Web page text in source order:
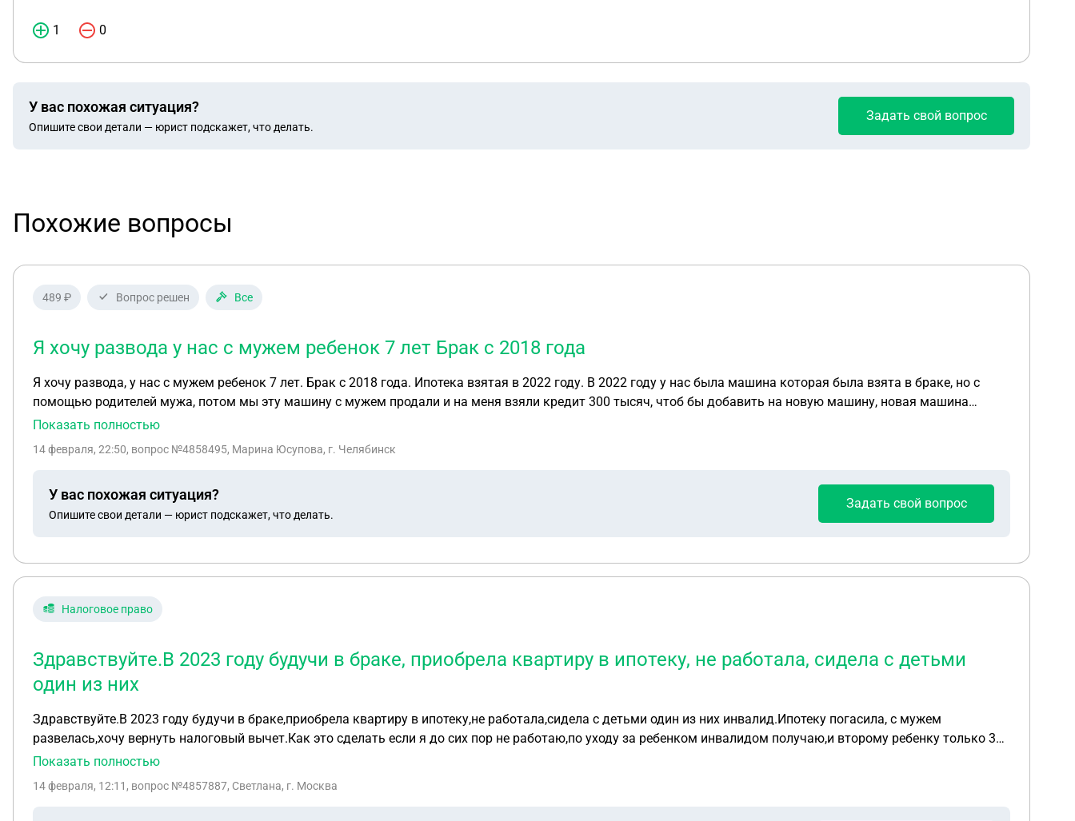
1 0
У вас похожая ситуация?
Опишите свои детали — юрист подскажет, что делать.
Задать свой вопрос
Похожие вопросы
489 ₽ Вопрос решен Все
Я хочу развода у нас с мужем ребенок 7 лет Брак с 2018 года
Я хочу развода, у нас с мужем ребенок 7 лет. Брак с 2018 года. Ипотека взятая в 2022 году. В 2022 году у нас была машина которая была взята в браке, но с
помощью родителей мужа, потом мы эту машину с мужем продали и на меня взяли кредит 300 тысяч, чтоб бы добавить на новую машину, новая машина
стоила 1 млн. Сейчас мы эту машину продали за 1 млн, деньги у мужа родителей, кредит еще не закрыт до конца. Мужу брат подарил новую Машину, на день
работы у него есть дело которое приносит хорошие деньги, и работа не официальная. Так же у него есть кредитка на 220 тыс, и у меня на 40 тыс. Если я продам
Показать полностью
14 февраля, 22:50, вопрос №4858495, Марина Юсупова, г. Челябинск
У вас похожая ситуация?
Опишите свои детали — юрист подскажет, что делать.
Задать свой вопрос
Налоговое право
Здравствуйте.В 2023 году будучи в браке, приобрела квартиру в ипотеку, не работала, сидела с детьми
один из них
Здравствуйте.В 2023 году будучи в браке,приобрела квартиру в ипотеку,не работала,сидела с детьми один из них инвалид.Ипотеку погасила, с мужем
развелась,хочу вернуть налоговый вычет.Как это сделать если я до сих пор не работаю,по уходу за ребенком инвалидом получаю,и второму ребенку только 3
года? Возможно ли?
Показать полностью
14 февраля, 12:11 , вопрос №4857887, Светлана, г. Москва